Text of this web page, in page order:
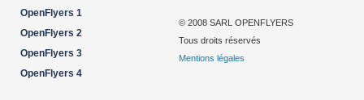
OpenFlyers 1
OpenFlyers 2
OpenFlyers 3
OpenFlyers 4
© 2008 SARL OPENFLYERS
Tous droits réservés
Mentions légales